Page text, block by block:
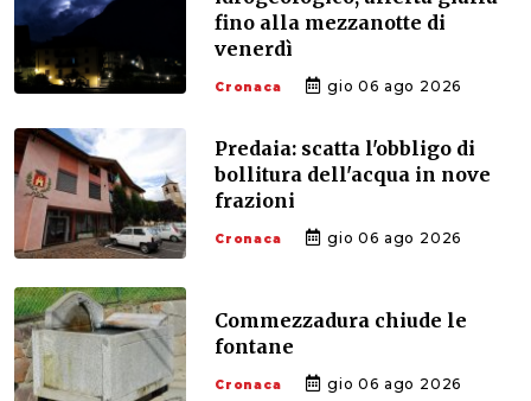
fino alla mezzanotte di
venerdì
Cronaca gio 06 ago 2026
Predaia: scatta l'obbligo di
bollitura dell'acqua in nove
frazioni
Cronaca gio 06 ago 2026
Commezzadura chiude le
fontane
Cronaca gio 06 ago 2026